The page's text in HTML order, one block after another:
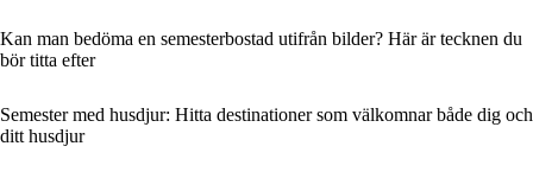
Kan man bedöma en semesterbostad utifrån bilder? Här är tecknen du
bör titta efter
Semester med husdjur: Hitta destinationer som välkomnar både dig och
ditt husdjur